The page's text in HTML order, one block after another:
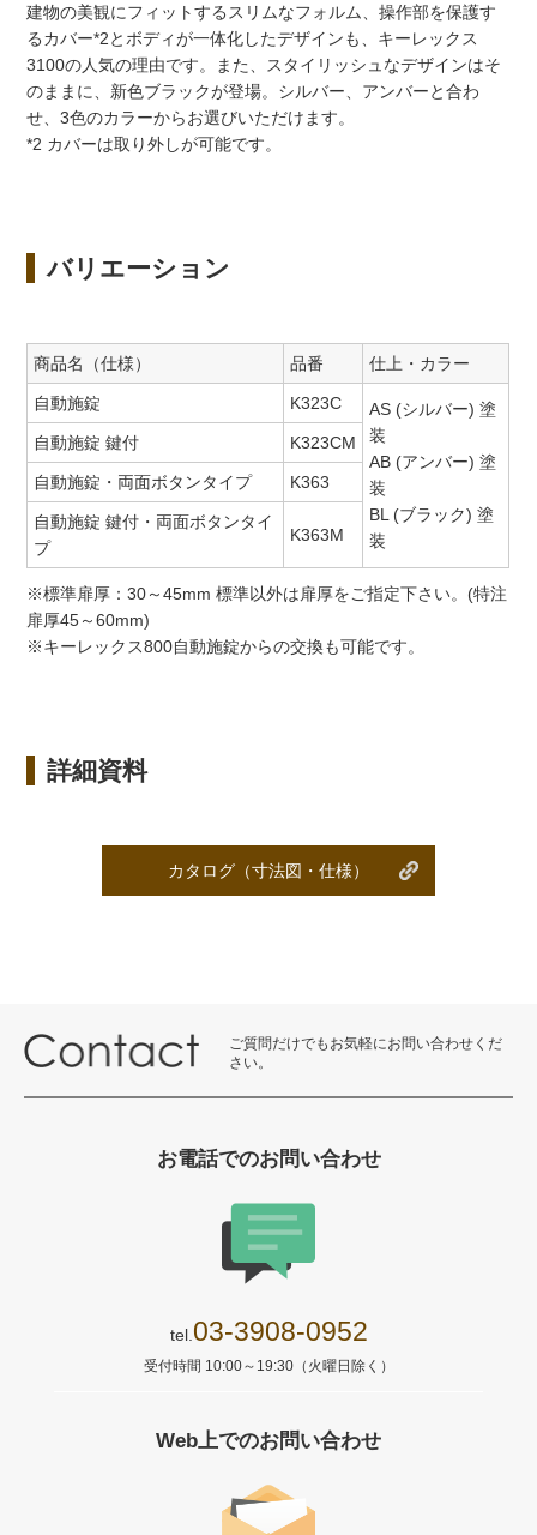
建物の美観にフィットするスリムなフォルム、操作部を保護す
るカバー*2とボディが一体化したデザインも、キーレックス
3100の人気の理由です。また、スタイリッシュなデザインはそ
のままに、新色ブラックが登場。シルバー、アンバーと合わ
せ、3色のカラーからお選びいただけます。
*2 カバーは取り外しが可能です。
バリエーション
商品名（仕様） 品番 仕上・カラー
自動施錠 K323C
AS (シルバー) 塗
装
AB (アンバー) 塗
装
BL (ブラック) 塗
装
自動施錠 鍵付 K323CM
自動施錠・両面ボタンタイプ K363
自動施錠 鍵付・両面ボタンタイ
プ
K363M
※標準扉厚：30～45mm 標準以外は扉厚をご指定下さい。(特注
扉厚45～60mm)
※キーレックス800自動施錠からの交換も可能です。
詳細資料
カタログ（寸法図・仕様）
ご質問だけでもお気軽にお問い合わせくだ
さい。
お電話でのお問い合わせ
tel. 03-3908-0952
受付時間 10:00～19:30（火曜日除く）
Web上でのお問い合わせ